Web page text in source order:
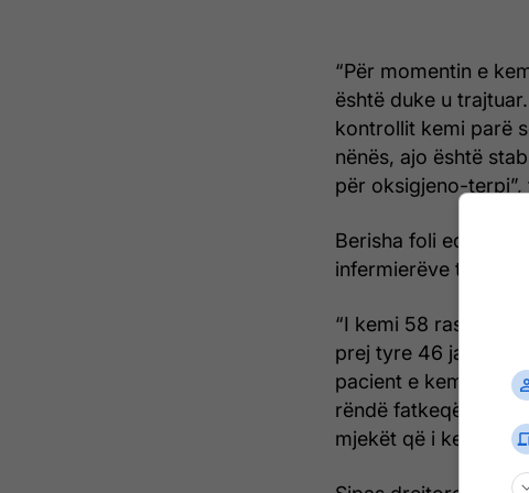
“Për momentin e
është duke u
kontrollit kemi parë
nënës, ajo është
për oksigjeno-terpi”,
Berisha foli edhe për
infermierëve të cilët
“I kemi 58 raste të
prej tyre 46 janë në
pacient e kemi në
rëndë fatkeqësisht.
mjekët që i kemi në